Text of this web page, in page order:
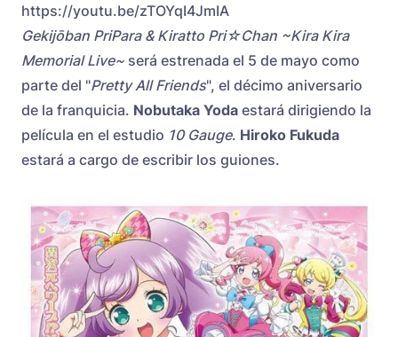
https://youtu.be/zTOYqI4JmIA
Gekijōban PriPara & Kiratto Pri☆Chan ~Kira Kira
Memorial Live~ será estrenada el 5 de mayo como
parte del "Pretty All Friends", el décimo aniversario
de la franquicia. Nobutaka Yoda estará dirigiendo la
película en el estudio 10 Gauge. Hiroko Fukuda
estará a cargo de escribir los guiones.